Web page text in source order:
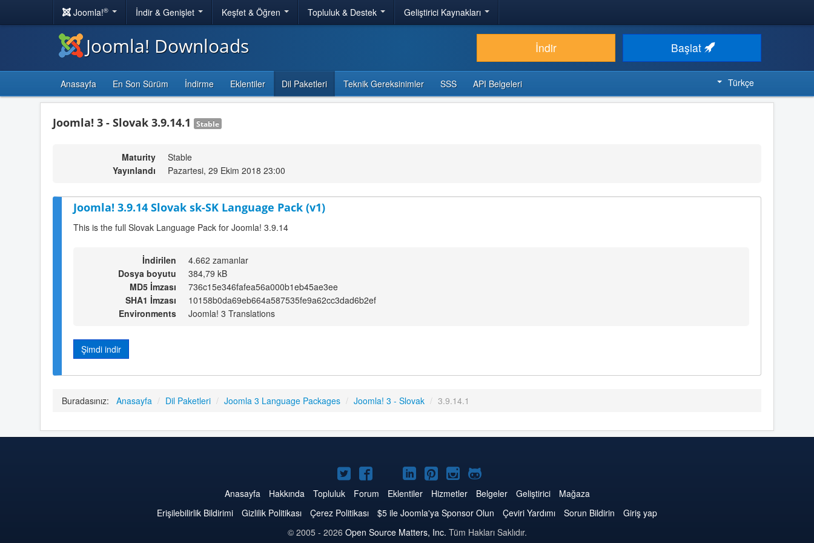
Joomla!® İndir & Genişlet Keşfet & Öğren Topluluk & Destek Geliştirici Kaynakları
Joomla! Downloads İndir Başlat
Anasayfa En Son Sürüm İndirme Eklentiler Dil Paketleri Teknik Gereksinimler SSS API Belgeleri Türkçe
Joomla! 3 - Slovak 3.9.14.1 Stable
Maturity
Stable
Yayınlandı
Pazartesi, 29 Ekim 2018 23:00
Joomla! 3.9.14 Slovak sk-SK Language Pack (v1)
This is the full Slovak Language Pack for Joomla! 3.9.14
İndirilen
4.662 zamanlar
Dosya boyutu
384,79 kB
MD5 İmzası
736c15e346fafea56a000b1eb45ae3ee
SHA1 İmzası
10158b0da69eb664a587535fe9a62cc3dad6b2ef
Environments
Joomla! 3 Translations
Şimdi indir
Buradasınız: Anasayfa / Dil Paketleri / Joomla 3 Language Packages / Joomla! 3 - Slovak / 3.9.14.1
Twitter'da
Joomla
Facebook'da
Joomla
YouTube'da
Joomla
LinkedIn'de
Joomla
Pinterest'de
Joomla
Instagram'da
Joomla
GitHub'da
Joomla
Anasayfa Hakkında Topluluk Forum Eklentiler Hizmetler Belgeler Geliştirici
Mağaza
Erişilebilirlik Bildirimi
Gizlilik Politikası Çerez Politikası $5 ile Joomla'ya Sponsor Olun Çeviri Yardımı Sorun Bildirin
Giriş yap
© 2005 - 2026 Open Source Matters, Inc. Tüm Hakları Saklıdır.